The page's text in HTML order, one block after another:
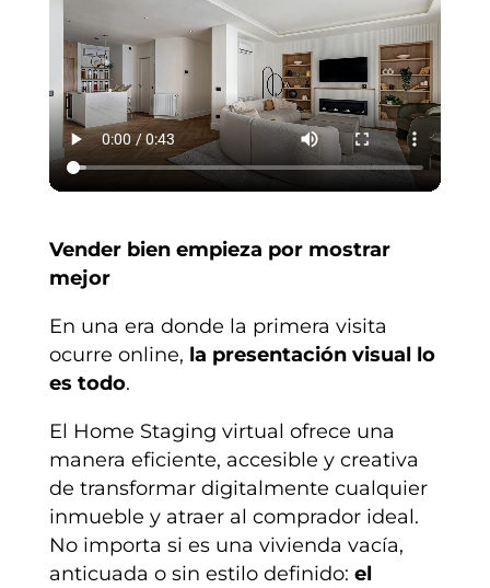
Vender bien empieza por mostrar
mejor
En una era donde la primera visita
ocurre online, la presentación visual lo
es todo.
El Home Staging virtual ofrece una
manera eficiente, accesible y creativa
de transformar digitalmente cualquier
inmueble y atraer al comprador ideal.
No importa si es una vivienda vacía,
anticuada o sin estilo definido: el